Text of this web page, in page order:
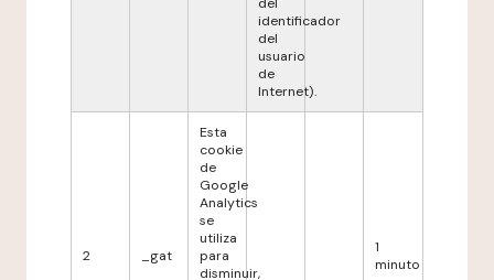
identificador
del
usuario
de
Internet).
2 _gat
Esta
cookie
de
Google
Analytics
se
utiliza
para
disminuir,
1
minuto